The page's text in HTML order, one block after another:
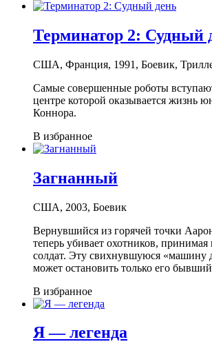
Терминатор 2: Судный
США, Франция, 1991, Боевик,
Самые совершенные роботы
центре которой оказывается жизнь
Коннора.
В избранное
Загнанный
США, 2003, Боевик
Вернувшийся из горячей точки
теперь убивает охотников, принимая
солдат. Эту свихнувшуюся «машину
может остановить только его
В избранное
Я — легенда